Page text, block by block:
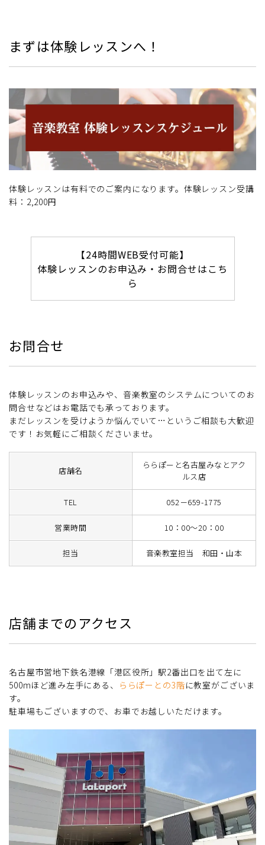
まずは体験レッスンへ！
体験レッスンは有料でのご案内になります。体験レッスン受講
料：2,200円
【24時間WEB受付可能】
体験レッスンのお申込み・お問合せはこち
ら
お問合せ
体験レッスンのお申込みや、音楽教室のシステムについてのお
問合せなどはお電話でも承っております。
まだレッスンを受けようか悩んでいて…というご相談も大歓迎
です！お気軽にご相談くださいませ。
店舗名
ららぽーと名古屋みなとアク
ルス店
TEL 052－659-1775
営業時間 10：00～20：00
担当 音楽教室担当 和田・山本
店舗までのアクセス
名古屋市営地下鉄名港線「港区役所」駅2番出口を出て左に
500mほど進み左手にある、
ららぽーとの3階に教室がございま
す。
駐車場もございますので、お車でお越しいただけます。